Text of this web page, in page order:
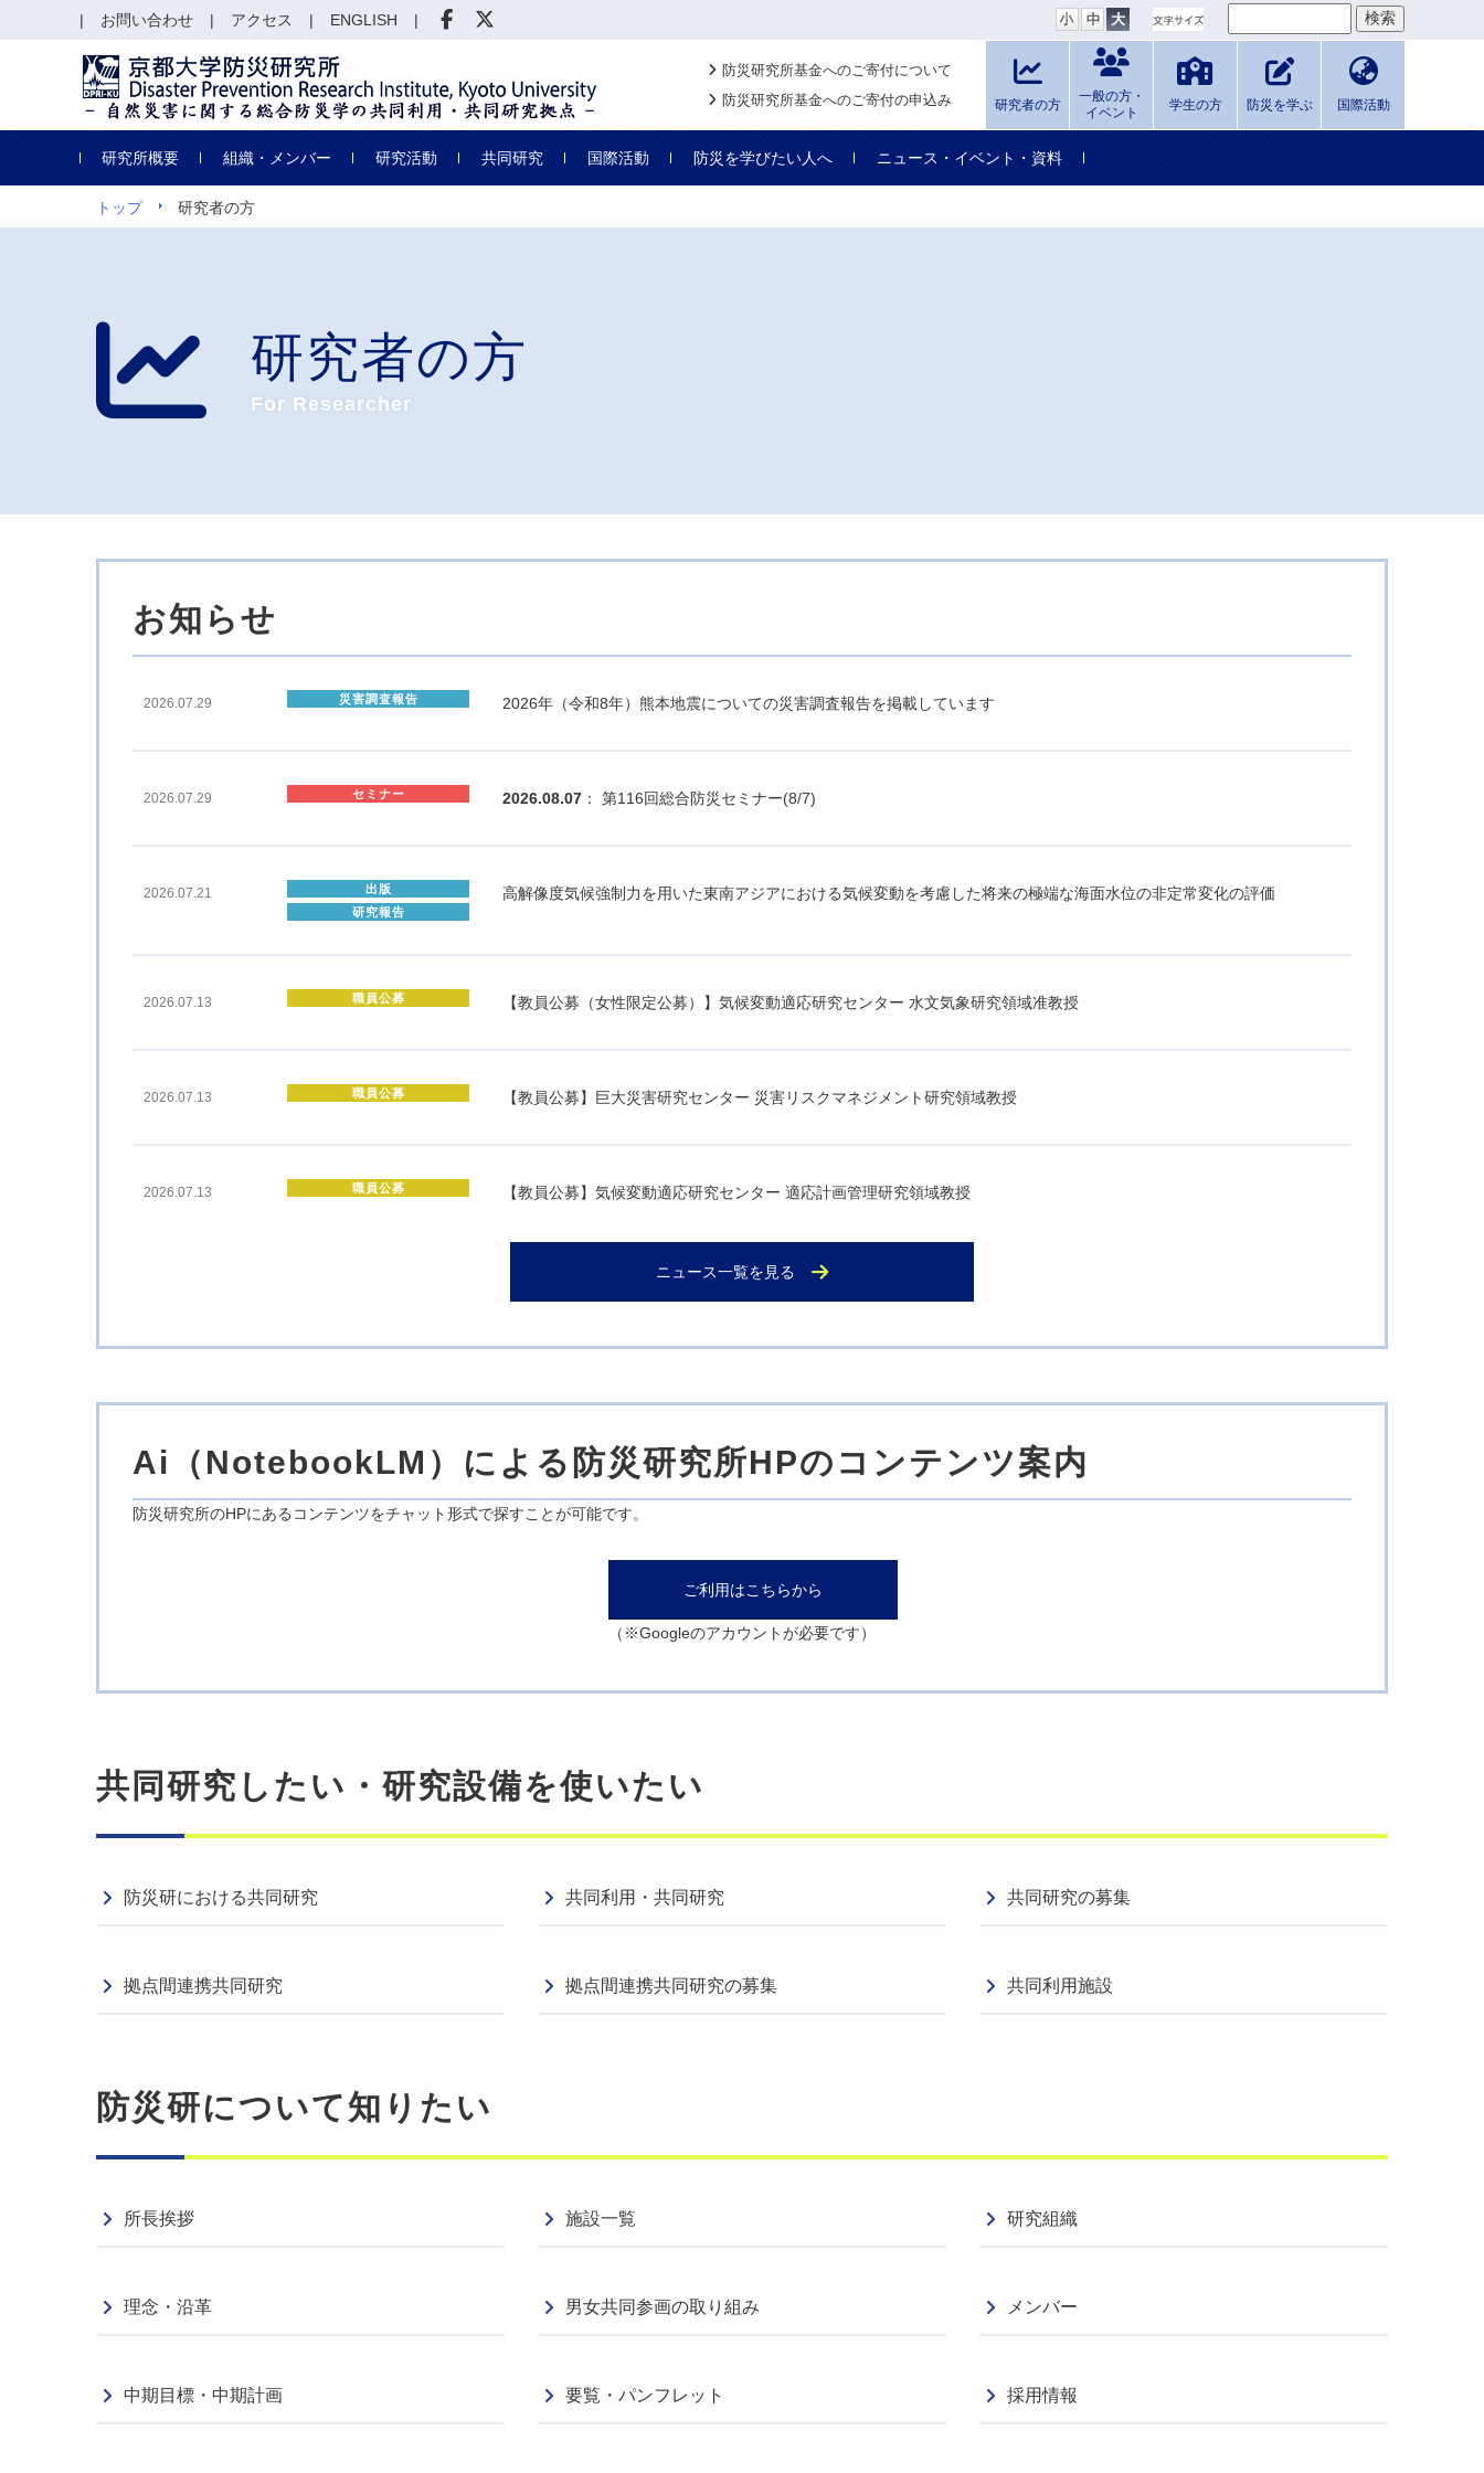
防災研究所基金へのご寄付について
防災研究所基金へのご寄付の申込み
研究者の方
一般の方・
イベント
学生の方 防災を学ぶ 国際活動
研究所概要 組織・メンバー 研究活動 共同研究 国際活動 防災を学びたい人へ ニュース・イベント・資料
お問い合わせ アクセス ENGLISH
トップ 研究者の方
研究者の方
For Researcher
お知らせ
2026.07.29 災害調査報告 2026年（令和8年）熊本地震についての災害調査報告を掲載しています
2026.07.29 セミナー 2026.08.07 ： 第116回総合防災セミナー(8/7)
2026.07.21
出版
研究報告
高解像度気候強制力を用いた東南アジアにおける気候変動を考慮した将来の極端な海面水位の非定常変化の評価
2026.07.13 職員公募 【教員公募（女性限定公募）】気候変動適応研究センター 水文気象研究領域准教授
2026.07.13 職員公募 【教員公募】巨大災害研究センター 災害リスクマネジメント研究領域教授
2026.07.13 職員公募 【教員公募】気候変動適応研究センター 適応計画管理研究領域教授
2026.06.09 セミナー 2026.06.24： 第114回総合防災セミナー(6/24)
ニュース一覧を見る
Ai（NotebookLM）による防災研究所HPのコンテンツ案内
防災研究所のHPにあるコンテンツをチャット形式で探すことが可能です。
ご利用はこちらから
（※Googleのアカウントが必要です）
共同研究したい・研究設備を使いたい
防災研における共同研究 共同利用・共同研究 共同研究の募集
拠点間連携共同研究 拠点間連携共同研究の募集 共同利用施設
防災研について知りたい
所長挨拶 施設一覧 研究組織
理念・沿革 男女共同参画の取り組み メンバー
中期目標・中期計画 要覧・パンフレット 採用情報